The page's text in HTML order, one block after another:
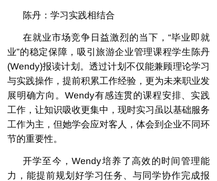
陈丹：学习实践相结合
在就业市场竞争日益激烈的当下，“毕业即就
业”的稳定保障，吸引旅游企业管理课程学生陈丹
(Wendy)报读计划。透过计划不仅能兼顾理论学习
与实践操作，提前积累工作经验，更为未来职业发
展明确方向。Wendy有感连贯的课程安排、实践
工作，让知识吸收更集中，现时实习虽以基础服务
工作为主，但她学会应对客人，体会到企业不同环
节的重要性。
开学至今，Wendy培养了高效的时间管理能
力，能提前规划好学习任务、与同学协作完成报